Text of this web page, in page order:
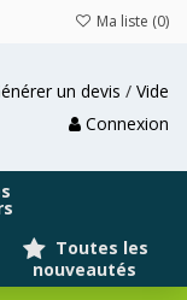
Ma liste (0)
un devis / Vide
Connexion
Toutes les
nouveautés